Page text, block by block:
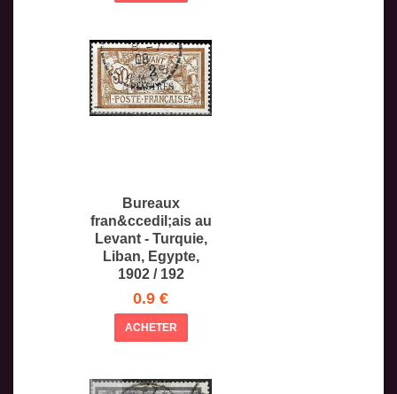
Bureaux
fran&ccedil;ais au
Levant - Turquie,
Liban, Egypte,
1902 / 192
0.9 €
ACHETER